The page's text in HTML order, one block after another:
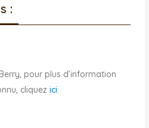
:
pour plus d’information
cliquezici